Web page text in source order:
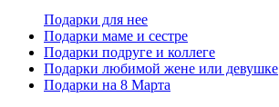
Подарки для нее
Подарки маме и сестре
Подарки подруге и коллеге
Подарки любимой жене или девушке
Подарки на 8 Марта